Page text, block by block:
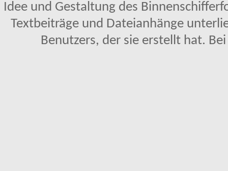
Idee und Gestaltung des
Textbeiträge und Dateianhänge
Benutzers, der sie erstellt hat.